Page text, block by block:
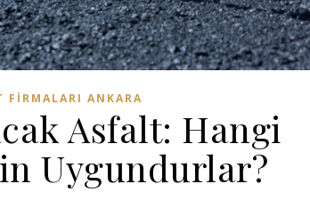
FIRMALARI ANKARA
Asfalt: Hangi
Uygundurlar?